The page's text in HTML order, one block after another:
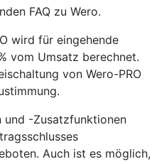
FAQ zu Wero.
wird für eingehende
vom Umsatz berechnet.
von Wero-PRO
und -Zusatzfunktionen
Auch ist es möglich,